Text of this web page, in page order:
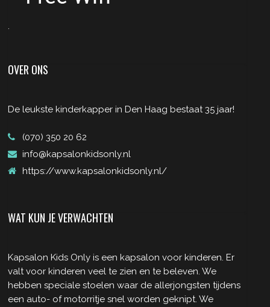
.
OVER ONS
De leukste kinderkapper in Den Haag bestaat 35 jaar!
(070) 350 20 62
info@kapsalonkidsonly.nl
https://www.kapsalonkidsonly.nl/
WAT KUN JE VERWACHTEN
Kapsalon Kids Only is een kapsalon voor kinderen. Er
valt voor kinderen veel te zien en te beleven. We
hebben speciale stoelen waar de allerjongsten tijdens
een auto- of motorritje snel worden geknipt. We